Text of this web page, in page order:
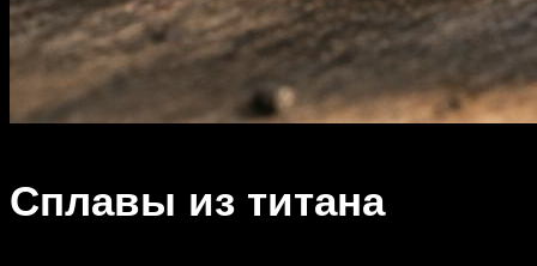
Сплавы из титана